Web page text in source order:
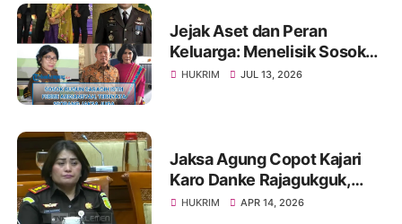
Jejak Aset dan Peran
Keluarga: Menelisik Sosok
Rugun Saragih di Tengah
HUKRIM JUL 13, 2026
Jaksa Agung Copot Kajari
Karo Danke Rajagukguk,
Diganti Edmond Novvery
HUKRIM APR 14, 2026